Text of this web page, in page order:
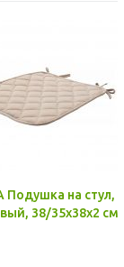
Подушка на стул,
38/35x38x2 см